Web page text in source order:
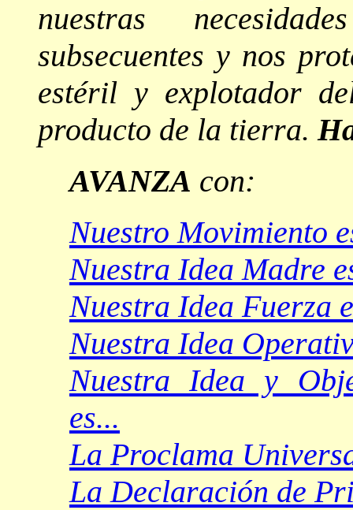
nuestras
subsecuentes y nos
estéril y explotador
producto de la tierra.
AVANZA con:
Nuestro Movimiento
Nuestra Idea Madre
Nuestra Idea Fuerza
Nuestra Idea
Nuestra Idea y
es...
La Proclama
La Declaración de